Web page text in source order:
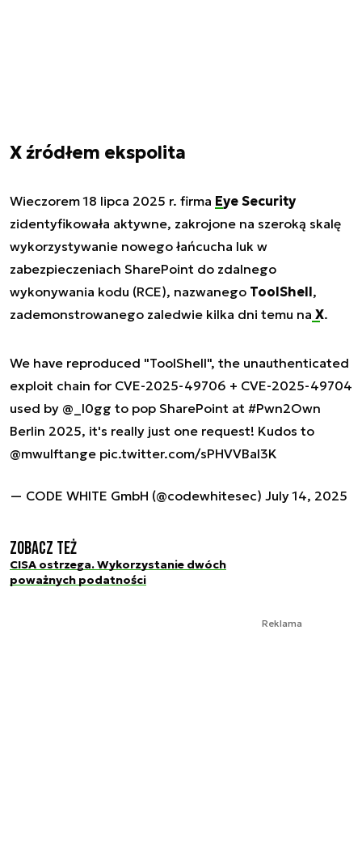
X źródłem ekspolita
Wieczorem 18 lipca 2025 r. firma Eye Security
zidentyfikowała aktywne, zakrojone na szeroką skalę
wykorzystywanie nowego łańcucha luk w
zabezpieczeniach SharePoint do zdalnego
wykonywania kodu (RCE), nazwanego ToolShell,
zademonstrowanego zaledwie kilka dni temu na X.
We have reproduced "ToolShell", the unauthenticated
exploit chain for CVE-2025-49706 + CVE-2025-49704
used by @_l0gg to pop SharePoint at #Pwn2Own
Berlin 2025, it's really just one request! Kudos to
@mwulftange pic.twitter.com/sPHVVBal3K
— CODE WHITE GmbH (@codewhitesec) July 14, 2025
Zobacz też
CISA ostrzega. Wykorzystanie dwóch
poważnych podatności
Reklama